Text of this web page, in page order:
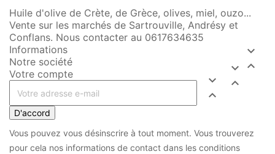
Huile d'olive de Crète, de Grèce, olives, miel, ouzo...
Vente sur les marchés de Sartrouville, Andrésy et
Conflans. Nous contacter au 0617634635
Informations


Notre société


Votre compte


D'accord
Vous pouvez vous désinscrire à tout moment. Vous trouverez
pour cela nos informations de contact dans les conditions